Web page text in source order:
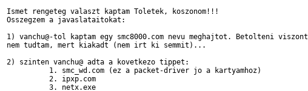
Ismet rengeteg valaszt kaptam Toletek, koszonom!!!
Osszegzem a javaslataitokat:
1) vanchu@-tol kaptam egy smc8000.com nevu meghajtot. Betolteni viszont
nem tudtam, mert kiakadt (nem irt ki semmit)...
2) szinten vanchu@ adta a kovetkezo tippet:
          1. smc_wd.com (ez a packet-driver jo a kartyamhoz)